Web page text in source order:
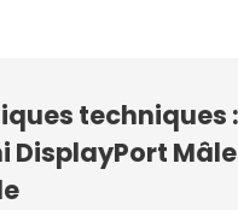
techniques :
DisplayPort